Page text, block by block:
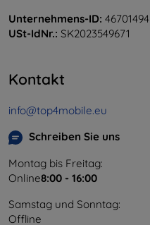
Unternehmens-ID: 46701494
USt-IdNr.: SK2023549671
Kontakt
info@top4mobile.eu
Schreiben Sie uns
Montag bis Freitag:
Online8:00 - 16:00
Samstag und Sonntag:
Offline